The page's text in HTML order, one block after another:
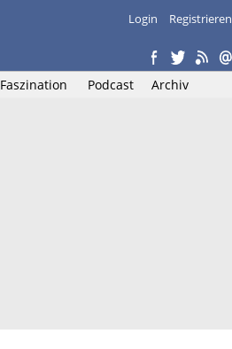
Login Registrieren
Faszination Podcast Archiv